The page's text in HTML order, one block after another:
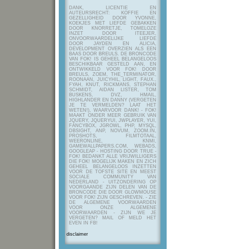
DANK, LICENTIE EN
AUTEURSRECHT: KOFFIE EN
GEZELLIGHEID DOOR YVONNE,
KOEKJES MET LIEFDE GEBAKKEN
DOOR KNORRETJE, TOMELOZE
INZET DOOR ITEEJER,
ONVOORWAARDELIJKE LIEFDE
DOOR JAYDEN EN ALICIA,
DEVELOPMENT OVERZIEN ALS EEN
BAAS DOOR BREULS. DE BRONCODE
VAN FOK! IS GEHEEL BELANGELOOS
BESCHIKBAAR GESTELD AAN, EN
ONTWIKKELD VOOR FOK! DOOR
BREULS, ZOEM, THE_TERMINATOR,
ROONAAN, JUICYHIL, LIGHT, FAUX.,
FYAH, KNUT, RICKMANS, STEPHAN
SCHMIDT, AIDAN LISTER, TOM
BUSKENS, DVZ, HMAIL,
HIGHLANDER EN DANNY (VERGETEN
JE TE VERMELDEN? LAAT HET
WETEN!), WAARVOOR DANK! - FOK!
MAAKT ONDER MEER GEBRUIK VAN
JQUERY, JQUERYUI, JWPLAYER, YUI,
FANCYBOX, JGROWL, PHP, MYSQL,
DBSIGHT, ANP, NOVUM, ZOOM.IN,
PROSHOTS, FILMTOTAAL,
WEERONLINE, KNMI,
GAMEWALLPAPERS.COM, WEBADS,
GOOGLEAP - HOSTING DOOR TRUE -
FOK! BEDANKT ALLE VRIJWILLIGERS
DIE FOK! MOGELIJK MAKEN EN ZICH
GEHEEL BELANGELOOS INZETTEN
VOOR DE TOFSTE SITE EN MEEST
SOCIALE COMMUNITY VAN
NEDERLAND - UITZONDERING OP
VOORGAANDE ZIJN DELEN VAN DE
BRONCODE DIE DOOR GLOWMOUSE
VOOR FOK! ZIJN GESCHREVEN. - ZIE
DE ALGEMENE VOORWAARDEN
VOOR ONZE ALGEMENE
VOORWAARDEN - ZIJN WE JE
VERGETEN? MAIL OF MELD HET
EVEN IN FB!
disclaimer